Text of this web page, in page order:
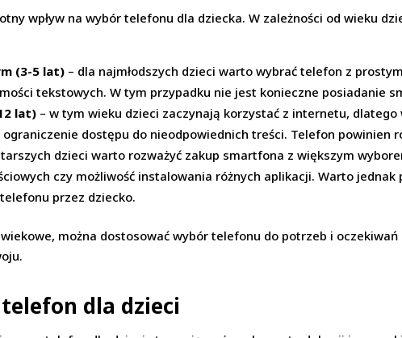
wpływ na wybór telefonu dla dziecka. W zależności od wieku
(3-5 lat) – dla najmłodszych dzieci warto wybrać telefon z
tekstowych. W tym przypadku nie jest konieczne posiadanie
lat) – w tym wieku dzieci zaczynają korzystać z internetu,
dostępu do nieodpowiednich treści. Telefon powinien
dzieci warto rozważyć zakup smartfona z większym
czy możliwość instalowania różnych aplikacji. Warto
przez dziecko.
można dostosować wybór telefonu do potrzeb i
dla dzieci